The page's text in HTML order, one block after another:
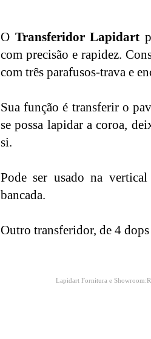
O Transferidor Lapidart
com precisão e rapidez.
com três parafusos-trava e
Sua função é transferir o
se possa lapidar a coroa,
si.
Pode ser usado na
bancada.
Outro transferidor, de 4
Lapidart Fornitura e